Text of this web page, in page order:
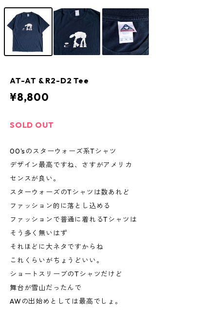
AT-AT & R2-D2 Tee
¥8,800
SOLD OUT
00'sのスターウォーズ系Tシャツ
デザイン最高ですね、さすがアメリカ
センスが良い。
スターウォーズのTシャツは数あれど
ファッション的に落とし込める
ファッションで普通に着れるTシャツは
そう多く無いはず
それほどに大ネタですからね
これくらいがちょうどいい。
ショートスリーブのTシャツだけど
舞台が雪山だったんで
AWの出始めとしては最高でしょ。